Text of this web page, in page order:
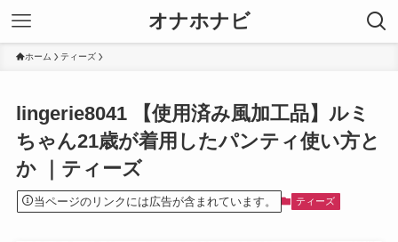
オナホナビ
ホーム ティーズ
lingerie8041 【使用済み風加工品】ルミ
ちゃん21歳が着用したパンティ使い方と
か ｜ティーズ
当ページのリンクには広告が含まれています。 ティーズ